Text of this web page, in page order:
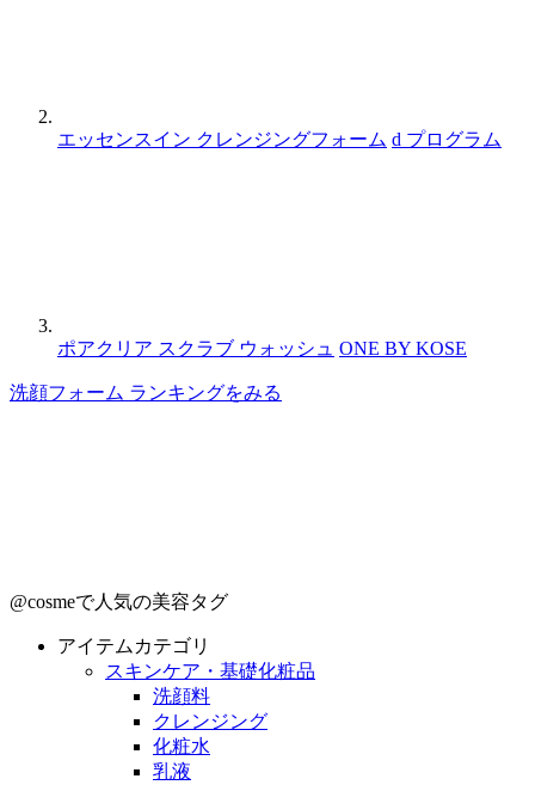
エッセンスイン クレンジングフォーム d プログラム
ポアクリア スクラブ ウォッシュ ONE BY KOSE
洗顔フォーム ランキングをみる
@cosmeで人気の美容タグ
アイテムカテゴリ
スキンケア・基礎化粧品
洗顔料
クレンジング
化粧水
乳液